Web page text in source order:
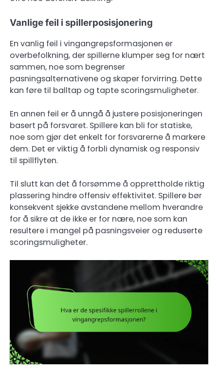
Vanlige feil i spillerposisjonering
En vanlig feil i vingangrepsformasjonen er
overbefolkning, der spillerne klumper seg for nært
sammen, noe som begrenser
pasningsalternativene og skaper forvirring. Dette
kan føre til balltap og tapte scoringsmuligheter.
En annen feil er å unngå å justere posisjoneringen
basert på forsvaret. Spillere kan bli for statiske,
noe som gjør det enkelt for forsvarerne å markere
dem. Det er viktig å forbli dynamisk og responsiv
til spillflyten.
Til slutt kan det å forsømme å opprettholde riktig
plassering hindre offensiv effektivitet. Spillere bør
konsekvent sjekke avstandene mellom hverandre
for å sikre at de ikke er for nære, noe som kan
resultere i mangel på pasningsveier og reduserte
scoringsmuligheter.